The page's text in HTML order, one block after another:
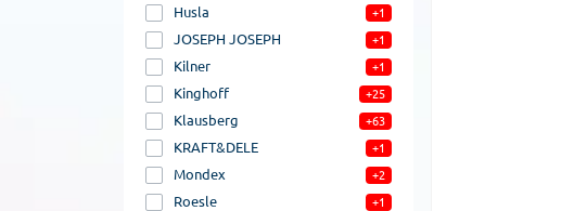
Husla +1
JOSEPH JOSEPH +1
Kilner +1
Kinghoff +25
Klausberg +63
KRAFT&DELE +1
Mondex +2
Roesle +1